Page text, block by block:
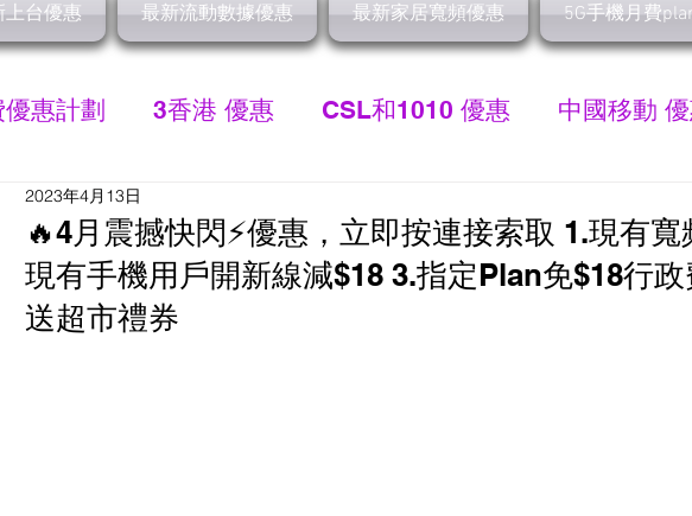
上台優惠 最新流動數據優惠 最新家居寬頻優惠 5G手機月費
惠計劃 3香港 優惠 CSL和1010 優惠 中國移動
優惠
流動數據優惠 香港寬頻 優惠 NOW 優惠 中國電信
🔥4月震撼快閃⚡️優惠，立即按連接索取 1.現有
現有手機用戶開新線減$18 3.指定Plan免$18行
送超市禮券
2023年4月13日